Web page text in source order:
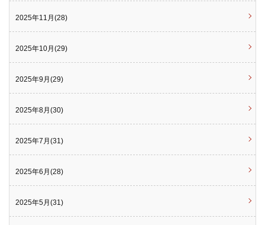
2025年11月(28)
2025年10月(29)
2025年9月(29)
2025年8月(30)
2025年7月(31)
2025年6月(28)
2025年5月(31)